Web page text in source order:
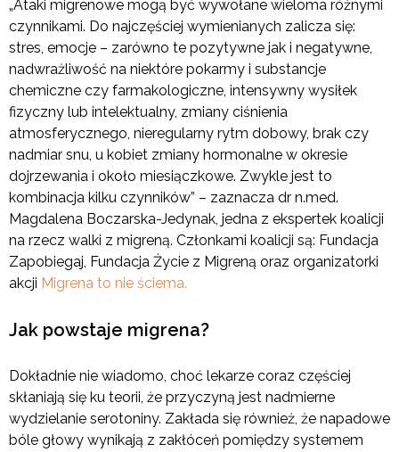
„Ataki migrenowe mogą być wywołane wieloma różnymi
czynnikami. Do najczęściej wymienianych zalicza się:
stres, emocje – zarówno te pozytywne jak i negatywne,
nadwrażliwość na niektóre pokarmy i substancje
chemiczne czy farmakologiczne, intensywny wysiłek
fizyczny lub intelektualny, zmiany ciśnienia
atmosferycznego, nieregularny rytm dobowy, brak czy
nadmiar snu, u kobiet zmiany hormonalne w okresie
dojrzewania i około miesiączkowe. Zwykle jest to
kombinacja kilku czynników” – zaznacza dr n.med.
Magdalena Boczarska-Jedynak, jedna z ekspertek koalicji
na rzecz walki z migreną. Członkami koalicji są: Fundacja
Zapobiegaj, Fundacja Życie z Migreną oraz organizatorki
akcji Migrena to nie ściema.
Jak powstaje migrena?
Dokładnie nie wiadomo, choć lekarze coraz częściej
skłaniają się ku teorii, że przyczyną jest nadmierne
wydzielanie serotoniny. Zakłada się również, że napadowe
bóle głowy wynikają z zakłóceń pomiędzy systemem